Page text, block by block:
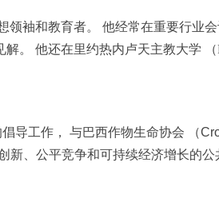
领袖和教育者。 他经常在重要行业
。 他还在里约热内卢天主教大学
导工作， 与巴西作物生命协会 （
、公平竞争和可持续经济增长的公